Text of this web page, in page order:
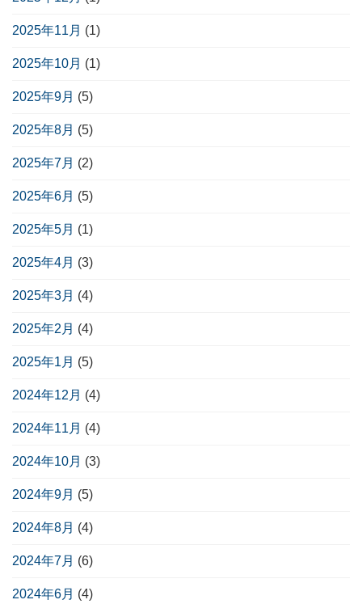
2025年11月 (1)
2025年10月 (1)
2025年9月 (5)
2025年8月 (5)
2025年7月 (2)
2025年6月 (5)
2025年5月 (1)
2025年4月 (3)
2025年3月 (4)
2025年2月 (4)
2025年1月 (5)
2024年12月 (4)
2024年11月 (4)
2024年10月 (3)
2024年9月 (5)
2024年8月 (4)
2024年7月 (6)
2024年6月 (4)